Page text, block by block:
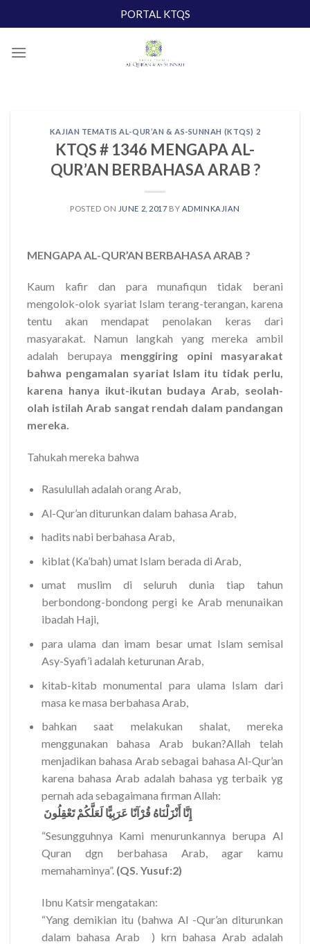
to
PORTAL KTQS
KAJIAN TEMATIS AL-QUR’AN & AS-SUNNAH (KTQS) 2
KTQS # 1346 MENGAPA AL-
QUR’AN BERBAHASA ARAB ?
POSTED ON JUNE 2, 2017 BY ADMINKAJIAN
MENGAPA AL-QUR’AN BERBAHASA ARAB ?
Kaum kafir dan para munafiqun tidak berani
mengolok-olok syariat Islam terang-terangan, karena
tentu akan mendapat penolakan keras dari
masyarakat. Namun langkah yang mereka ambil
adalah berupaya menggiring opini masyarakat
bahwa pengamalan syariat Islam itu tidak perlu,
karena hanya ikut-ikutan budaya Arab, seolah-
olah istilah Arab sangat rendah dalam pandangan
mereka.
Tahukah mereka bahwa
Rasulullah adalah orang Arab,
Al-Qur’an diturunkan dalam bahasa Arab,
hadits nabi berbahasa Arab,
kiblat (Ka’bah) umat Islam berada di Arab,
umat muslim di seluruh dunia tiap tahun
berbondong-bondong pergi ke Arab menunaikan
ibadah Haji,
para ulama dan imam besar umat Islam semisal
Asy-Syafi’i adalah keturunan Arab,
kitab-kitab monumental para ulama Islam dari
masa ke masa berbahasa Arab,
bahkan saat melakukan shalat, mereka
menggunakan bahasa Arab bukan?Allah telah
menjadikan bahasa Arab sebagai bahasa Al-Qur’an
karena bahasa Arab adalah bahasa yg terbaik yg
pernah ada sebagaimana firman Allah:
‎ إِنَّا أَنْزَلْنَاهُ قُرْآنًا عَرَبِيًّا لَعَلَّكُمْ تَعْقِلُونَ
“Sesungguhnya Kami menurunkannya berupa Al
Quran dgn berbahasa Arab, agar kamu
memahaminya”. (QS. Yusuf:2)
Ibnu Katsir mengatakan:
“Yang demikian itu (bahwa Al -Qur’an diturunkan
dalam bahasa Arab ) krn bahasa Arab adalah